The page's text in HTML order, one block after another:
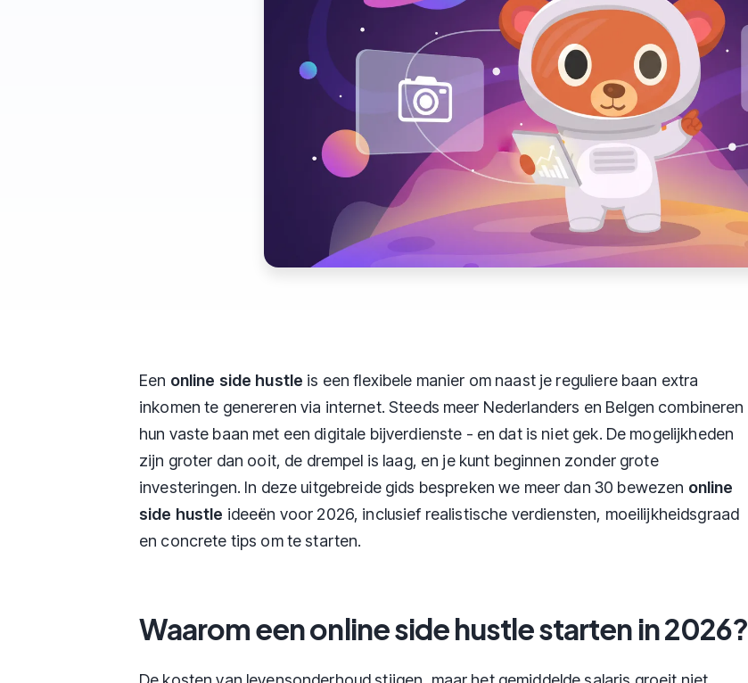
Een online side hustle is een flexibele manier om naast je reguliere baan extra
inkomen te genereren via internet. Steeds meer Nederlanders en Belgen combineren
hun vaste baan met een digitale bijverdienste - en dat is niet gek. De mogelijkheden
zijn groter dan ooit, de drempel is laag, en je kunt beginnen zonder grote
investeringen. In deze uitgebreide gids bespreken we meer dan 30 bewezen online
side hustle ideeën voor 2026, inclusief realistische verdiensten, moeilijkheidsgraad
en concrete tips om te starten.
Waarom een online side hustle starten in 2026?